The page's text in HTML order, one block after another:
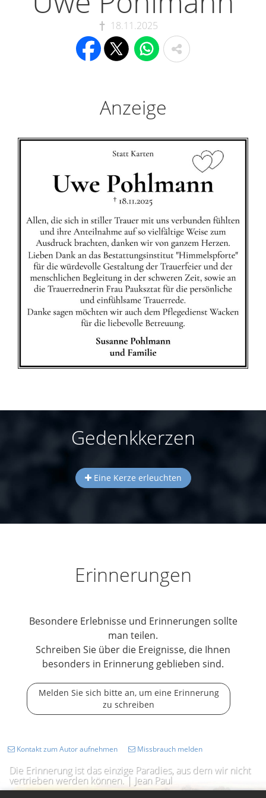
18.11.2025
Anzeige
Gedenkkerzen
Eine Kerze erleuchten
Erinnerungen
Besondere Erlebnisse und Erinnerungen sollte
man teilen.
Schreiben Sie über die Ereignisse, die Ihnen
besonders in Erinnerung geblieben sind.
Melden Sie sich bitte an, um eine Erinnerung
zu schreiben
Die Erinnerung ist das einzige Paradies, aus dem wir nicht
vertrieben werden können. | Jean Paul
Kontakt zum Autor aufnehmen Missbrauch melden